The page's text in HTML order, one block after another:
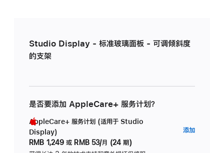
Studio Display - 标准玻璃面板 - 可调倾斜度
的支架
是否要添加 AppleCare+ 服务计划？
AppleCare+ 服务计划 (适用于 Studio
Display)
RMB 1,249 或 RMB 53/月 (24 期)
添加